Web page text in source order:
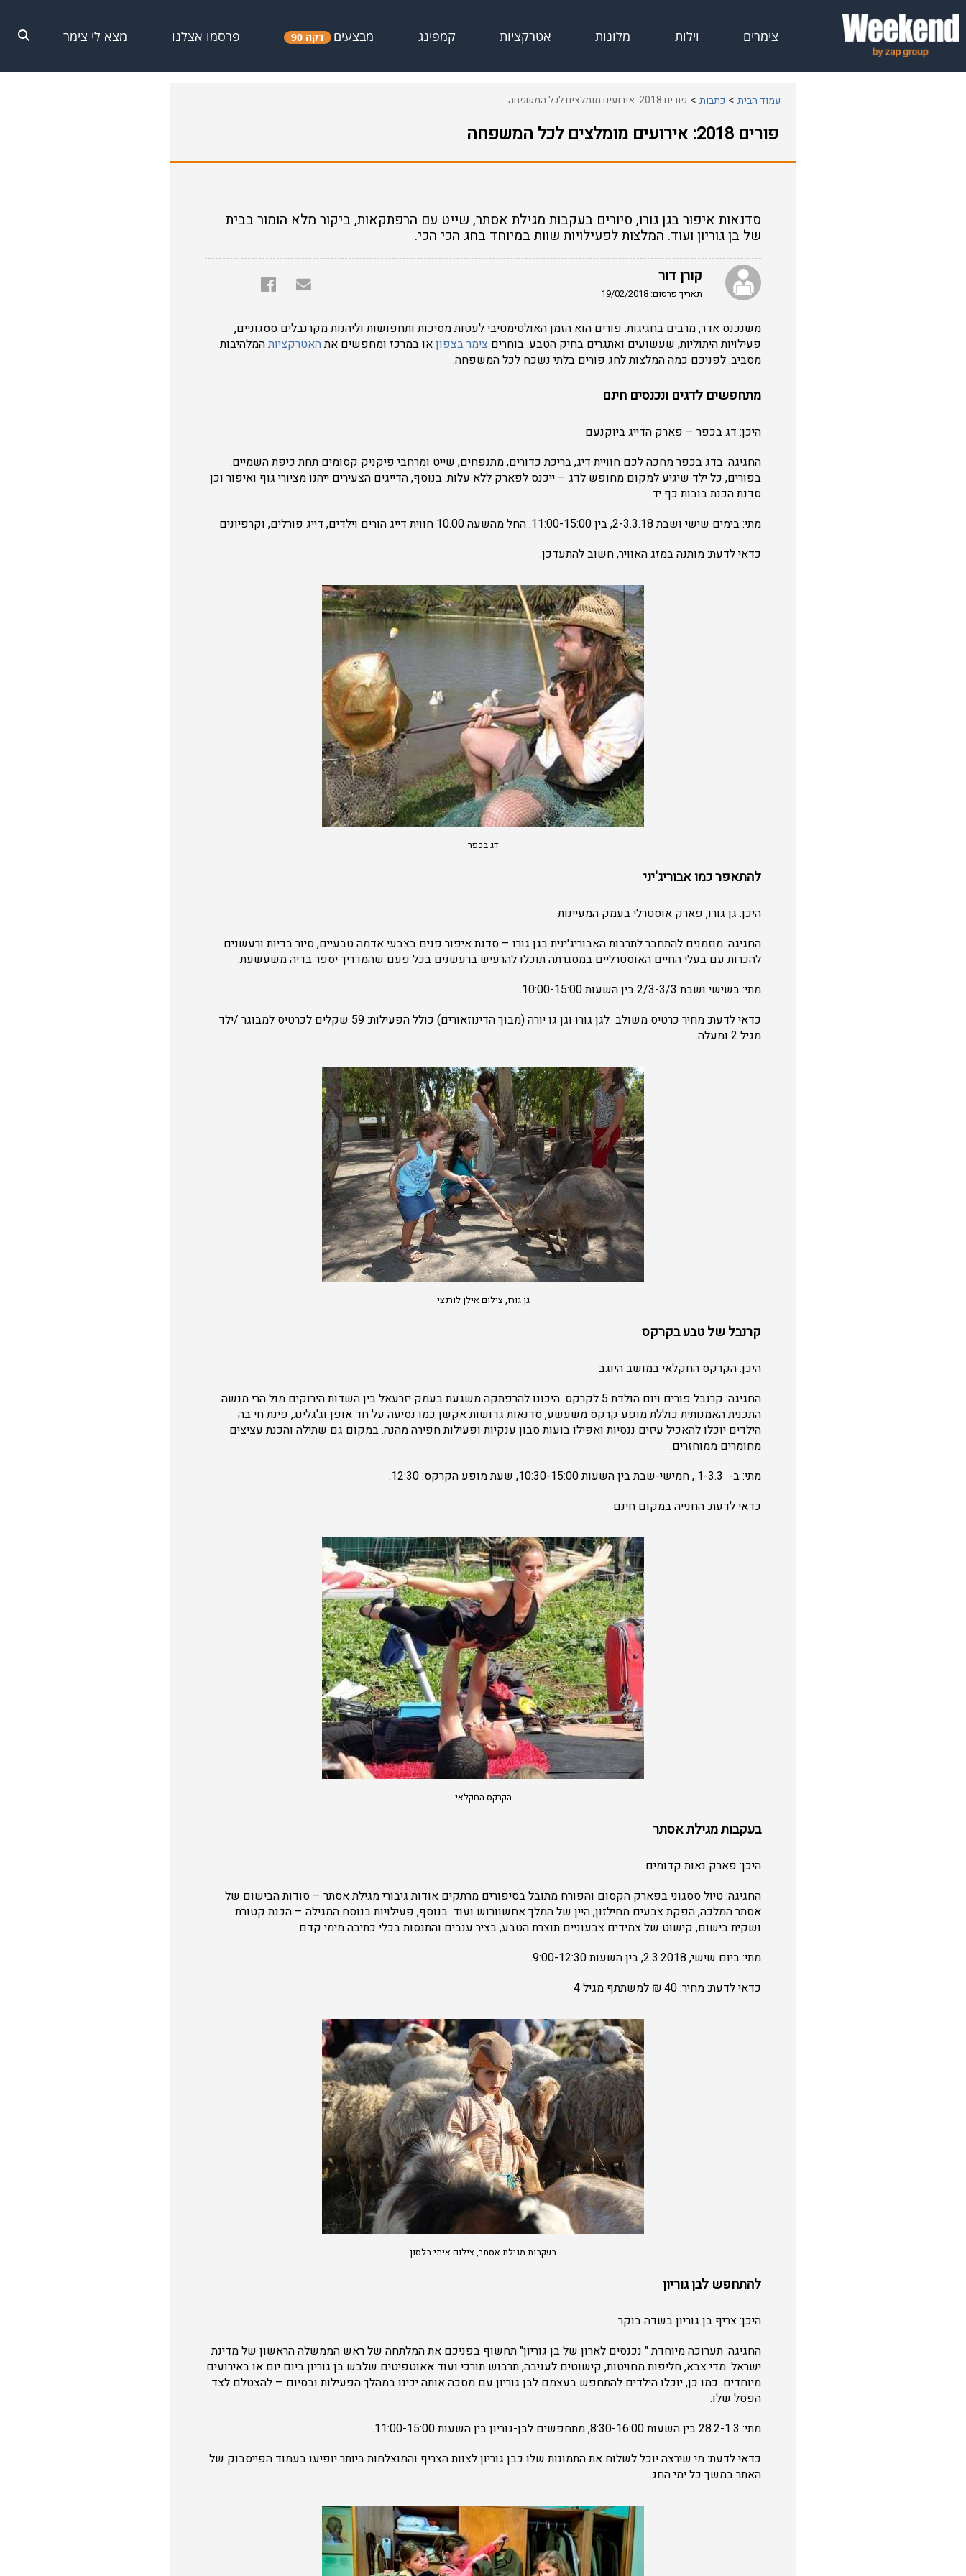
צימרים וילות מלונות אטרקציות קמפינג מבצעים דקה 90 פרסמו אצלנו מצא לי צימר
עמוד הבית כתבות פורים 2018: אירועים מומלצים לכל המשפחה
פורים 2018: אירועים מומלצים לכל המשפחה
סדנאות איפור בגן גורו, סיורים בעקבות מגילת אסתר, שייט עם הרפתקאות, ביקור מלא הומור בבית
של בן גוריון ועוד. המלצות לפעילויות שוות במיוחד בחג הכי הכי.
קורן דור
תאריך פרסום: 19/02/2018
משנכנס אדר, מרבים בחגיגות. פורים הוא הזמן האולטימטיבי לעטות מסיכות ותחפושות וליהנות מקרנבלים ססגוניים,
פעילויות היתוליות, שעשועים ואתגרים בחיק הטבע. בוחרים צימר בצפוןאו במרכז ומחפשים אתהאטרקציותהמלהיבות
מסביב. לפניכם כמה המלצות לחג פורים בלתי נשכח לכל המשפחה.
מתחפשים לדגים ונכנסים חינם
היכן: דג בכפר – פארק הדייג ביוקנעם
החגיגה: בדג בכפר מחכה לכם חוויית דיג, בריכת כדורים, מתנפחים, שייט ומרחבי פיקניק קסומים תחת כיפת השמיים.
בפורים, כל ילד שיגיע למקום מחופש לדג – ייכנס לפארק ללא עלות. בנוסף, הדייגים הצעירים ייהנו מציורי גוף ואיפור וכן
סדנת הכנת בובות כף יד.
מתי: בימים שישי ושבת 2-3.3.18, בין 11:00-15:00. החל מהשעה 10.00 חווית דייג הורים וילדים, דייג פורלים, וקרפיונים
כדאי לדעת: מותנה במזג האוויר, חשוב להתעדכן.
דג בכפר
להתאפר כמו אבוריג'יני
היכן: גן גורו, פארק אוסטרלי בעמק המעיינות
החגיגה: מוזמנים להתחבר לתרבות האבוריג'ינית בגן גורו – סדנת איפור פנים בצבעי אדמה טבעיים, סיור בדיות ורעשנים
להכרות עם בעלי החיים האוסטרליים במסגרתה תוכלו להרעיש ברעשנים בכל פעם שהמדריך יספר בדיה משעשעת.
מתי: בשישי ושבת 2/3-3/3 בין השעות 10:00-15:00.
כדאי לדעת: מחיר כרטיס משולב לגן גורו וגן גו יורה (מבוך הדינוזאורים) כולל הפעילות: 59 שקלים לכרטיס למבוגר /ילד
מגיל 2 ומעלה.
גן גורו, צילום אילן לורנצי
קרנבל של טבע בקרקס
היכן: הקרקס החקלאי במושב היוגב
החגיגה: קרנבל פורים ויום הולדת 5 לקרקס. היכונו להרפתקה משגעת בעמק יזרעאל בין השדות הירוקים מול הרי מנשה.
התכנית האמנותית כוללת מופע קרקס משעשע, סדנאות גדושות אקשן כמו נסיעה על חד אופן וג'גלינג, פינת חי בה
הילדים יוכלו להאכיל עיזים ננסיות ואפילו בועות סבון ענקיות ופעילות חפירה מהנה. במקום גם שתילה והכנת עציצים
מחומרים ממוחזרים.
מתי: ב- 1-3.3 , חמישי-שבת בין השעות 10:30-15:00, שעת מופע הקרקס: 12:30.
כדאי לדעת: החנייה במקום חינם
הקרקס החקלאי
בעקבות מגילת אסתר
היכן: פארק נאות קדומים
החגיגה: טיול ססגוני בפארק הקסום והפורח מתובל בסיפורים מרתקים אודות גיבורי מגילת אסתר – סודות הבישום של
אסתר המלכה, הפקת צבעים מחילזון, היין של המלך אחשוורוש ועוד. בנוסף, פעילויות בנוסח המגילה – הכנת קטורת
ושקית בישום, קישוט של צמידים צבעוניים תוצרת הטבע, בציר ענבים והתנסות בכלי כתיבה מימי קדם.
מתי: ביום שישי, 2.3.2018, בין השעות 9:00-12:30.
כדאי לדעת: מחיר: 40 ₪ למשתתף מגיל 4
בעקבות מגילת אסתר, צילום איתי בלסון
להתחפש לבן גוריון
היכן: צריף בן גוריון בשדה בוקר
החגיגה: תערוכה מיוחדת " נכנסים לארון של בן גוריון" תחשוף בפניכם את המלתחה של ראש הממשלה הראשון של מדינת
ישראל. מדי צבא, חליפות מחויטות, קישוטים לעניבה, תרבוש תורכי ועוד אאוטפיטים שלבש בן גוריון ביום יום או באירועים
מיוחדים. כמו כן, יוכלו הילדים להתחפש בעצמם לבן גוריון עם מסכה אותה יכינו במהלך הפעילות ובסיום – להצטלם לצד
הפסל שלו.
מתי: 28.2-1.3 בין השעות 8:30-16:00, מתחפשים לבן-גוריון בין השעות 11:00-15:00.
כדאי לדעת: מי שירצה יוכל לשלוח את התמונות שלו כבן גוריון לצוות הצריף והמוצלחות ביותר יופיעו בעמוד הפייסבוק של
האתר במשך כל ימי החג.